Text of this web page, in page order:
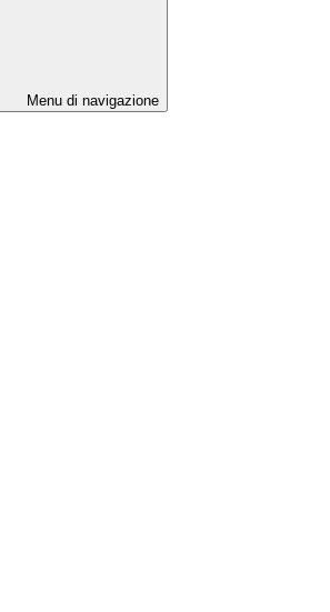
Menu di navigazione